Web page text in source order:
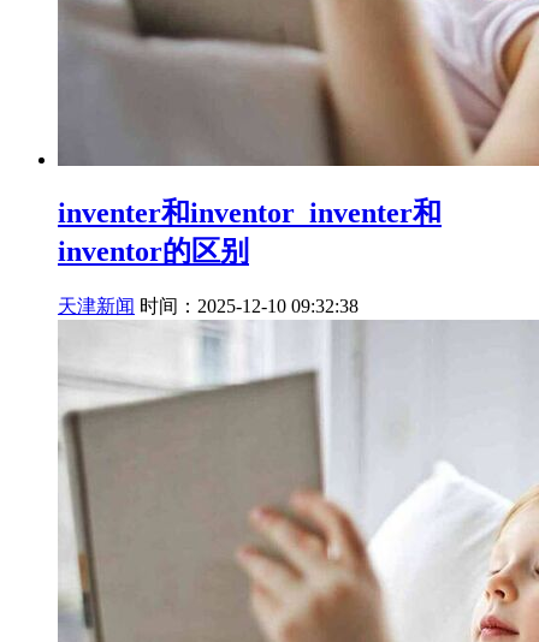
inventer和inventor_inventer和
inventor的区别
天津新闻 时间：2025-12-10 09:32:38